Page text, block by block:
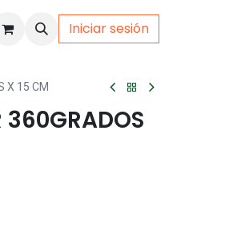
Iniciar sesión
X 15 CM
360GRADOS